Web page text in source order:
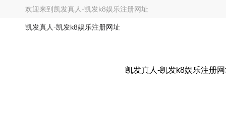
欢迎来到 凯发真人-凯发k8娱乐注册网址
凯发真人-凯发k8娱乐注册网址
凯发真人-凯发k8娱乐注册